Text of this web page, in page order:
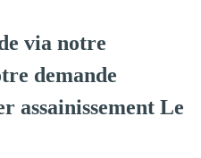
via notre
demande
assainissement Le